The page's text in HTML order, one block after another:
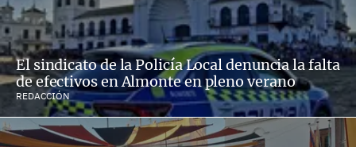
El sindicato de la Policía Local denuncia la falta
de efectivos en Almonte en pleno verano
REDACCIÓN